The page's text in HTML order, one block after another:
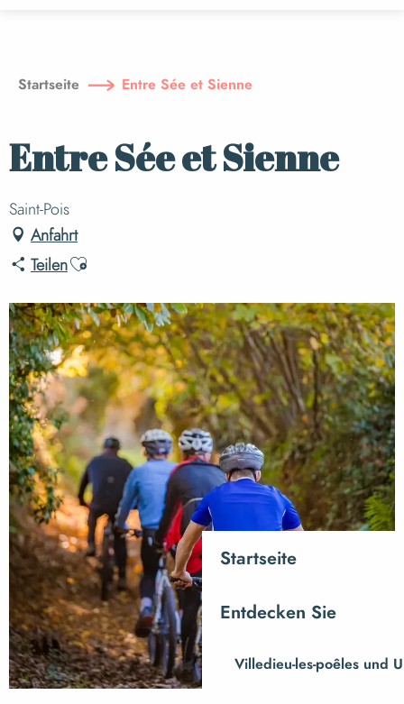
principal
Startseite
Entdecken Sie
Villedieu-les-poêles und
Startseite Entre Sée et Sienne
Entre Sée et Sienne
Saint-Pois
Anfahrt
TeilenAjouter aux favoris